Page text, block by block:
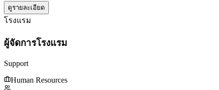
ดูรายละเอียด
โรงแรม
ผู้จัดการโรงแรม
Support
Human Resources